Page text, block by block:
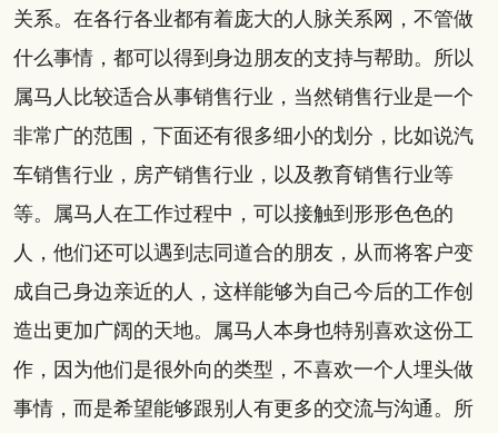
关系。在各行各业都有着庞大的人脉关系网，不管做
什么事情，都可以得到身边朋友的支持与帮助。所以
属马人比较适合从事销售行业，当然销售行业是一个
非常广的范围，下面还有很多细小的划分，比如说汽
车销售行业，房产销售行业，以及教育销售行业等
等。属马人在工作过程中，可以接触到形形色色的
人，他们还可以遇到志同道合的朋友，从而将客户变
成自己身边亲近的人，这样能够为自己今后的工作创
造出更加广阔的天地。属马人本身也特别喜欢这份工
作，因为他们是很外向的类型，不喜欢一个人埋头做
事情，而是希望能够跟别人有更多的交流与沟通。所